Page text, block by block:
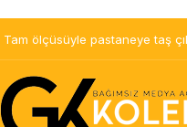
Tam ölçüsüyle pastaneye taş